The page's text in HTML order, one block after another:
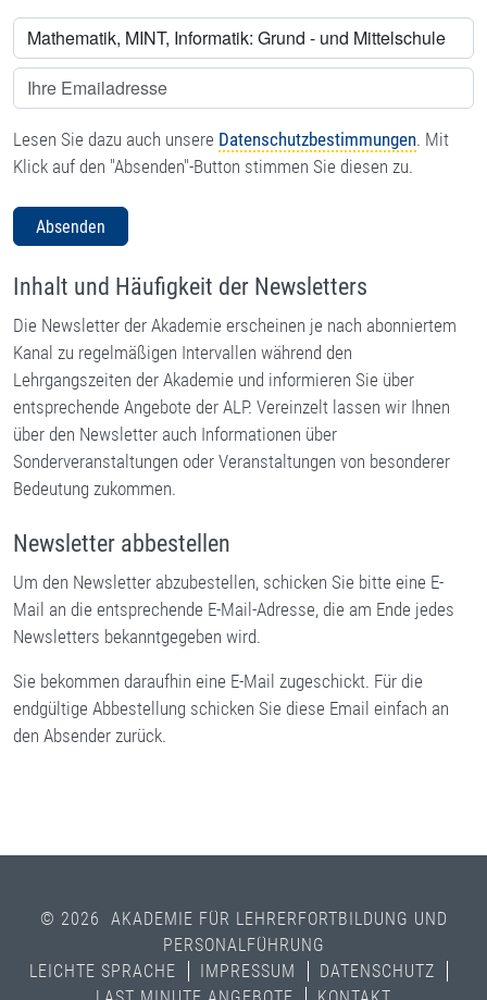
Lesen Sie dazu auch unsere Datenschutzbestimmungen. Mit
Klick auf den "Absenden"-Button stimmen Sie diesen zu.
Absenden
Inhalt und Häufigkeit der Newsletters
Die Newsletter der Akademie erscheinen je nach abonniertem
Kanal zu regelmäßigen Intervallen während den
Lehrgangszeiten der Akademie und informieren Sie über
entsprechende Angebote der ALP. Vereinzelt lassen wir Ihnen
über den Newsletter auch Informationen über
Sonderveranstaltungen oder Veranstaltungen von besonderer
Bedeutung zukommen.
Newsletter abbestellen
Um den Newsletter abzubestellen, schicken Sie bitte eine E-
Mail an die entsprechende E-Mail-Adresse, die am Ende jedes
Newsletters bekanntgegeben wird.
Sie bekommen daraufhin eine E-Mail zugeschickt. Für die
endgültige Abbestellung schicken Sie diese Email einfach an
den Absender zurück.
© 2026 AKADEMIE FÜR LEHRERFORTBILDUNG UND
PERSONALFÜHRUNG
LEICHTE SPRACHE
IMPRESSUM
DATENSCHUTZ